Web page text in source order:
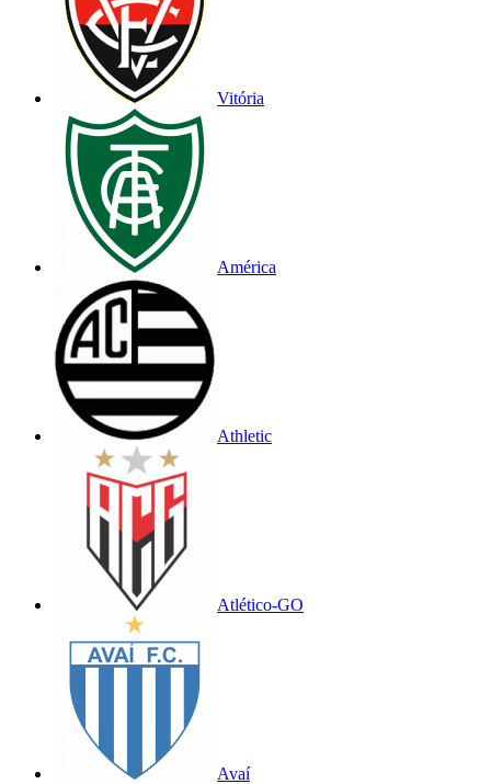
Vitória
América
Athletic
Atlético-GO
Avaí